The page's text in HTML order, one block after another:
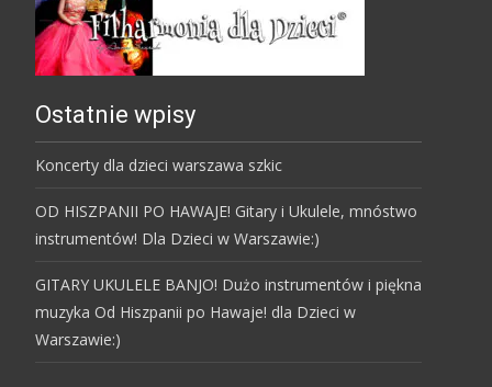
Ostatnie wpisy
Koncerty dla dzieci warszawa szkic
OD HISZPANII PO HAWAJE! Gitary i Ukulele, mnóstwo
instrumentów! Dla Dzieci w Warszawie:)
GITARY UKULELE BANJO! Dużo instrumentów i piękna
muzyka Od Hiszpanii po Hawaje! dla Dzieci w
Warszawie:)